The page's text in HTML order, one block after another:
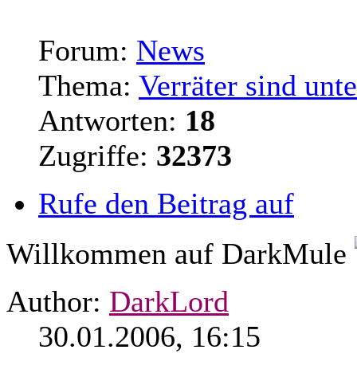
Forum: News
Thema: Verräter sind
Antworten: 18
Zugriffe: 32373
Rufe den Beitrag auf
Willkommen auf DarkMule
Author: DarkLord
30.01.2006, 16:15